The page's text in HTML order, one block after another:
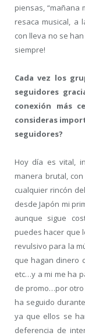
piensas, “mañana
resaca musical, a
con lleva no se
siempre!
Cada vez los
seguidores
conexión más
consideras
seguidores?
Hoy día es vital,
manera brutal,
cualquier rincón
desde Japón mi
aunque sigue
puedes hacer que
revulsivo para la
que hagan dinero
etc…y a mi me ha
de promo…por otro
ha seguido
ya que ellos se
deferencia de